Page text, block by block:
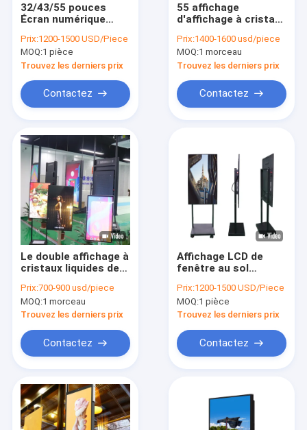
Produits
32/43/55 pouces
Écran numérique
Lumière
Prix:1200-1500 USD/Piece
MOQ:1 pièce
Trouvez les derniers prix
Contactez
55 affichage
d'affichage à cristaux
du moniteur dégrossi
par double FHD
Digital d'affichage à
cristaux liquides de
pouce
Prix:1400-1600 usd/piece
MOQ:1 morceau
Trouvez les derniers prix
Contactez
Le double affichage à
cristaux liquides de
55 pouces montrent
l'intense luminosité
les signes
d'intérieur font des
emplettes
Prix:700-900 usd/piece
MOQ:1 morceau
Trouvez les derniers prix
Contactez
Affichage LCD de
fenêtre au sol
Prix:1200-1500 USD/Piece
MOQ:1 pièce
Trouvez les derniers prix
Contactez